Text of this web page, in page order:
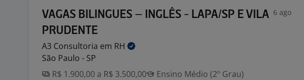
VAGAS BILINGUES – INGLÊS - LAPA/SP E VILA
PRUDENTE
6 ago
A3 Consultoria em RH
São Paulo - SP
R$ 1.900,00 a R$ 3.500,00
Ensino Médio (2º Grau)